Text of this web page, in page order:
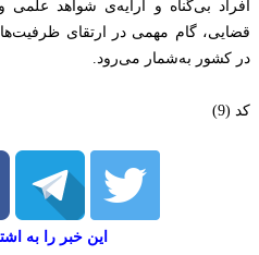
افراد بی‌گناه و ارایه‌ی شواهد
قضایی، گام مهمی در ارتقای
در کشور به‌شمار می‌رود.
کد (9)
این خبر را به